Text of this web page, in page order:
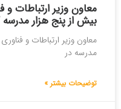
معاون وزیر ارتباطات و
بیش از پنج هزار
مدرسه در
توضیحات بیشتر »